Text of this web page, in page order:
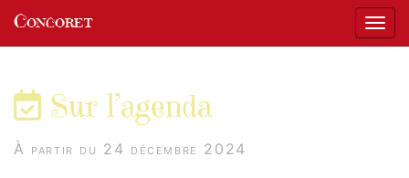
Concoret
Sur l’agenda
À partir du 24 décembre 2024
Panneau de gestion des cookies